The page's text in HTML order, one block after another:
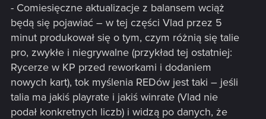
- Comiesięczne aktualizacje z balansem wciąż
będą się pojawiać – w tej części Vlad przez 5
minut produkował się o tym, czym różnią się talie
pro, zwykłe i niegrywalne (przykład tej ostatniej:
Rycerze w KP przed reworkami i dodaniem
nowych kart), tok myślenia REDów jest taki – jeśli
talia ma jakiś playrate i jakiś winrate (Vlad nie
podał konkretnych liczb) i widzą po danych, że